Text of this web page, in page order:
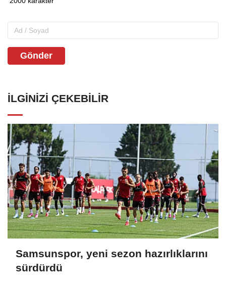
Gönder
İLGINIZI ÇEKEBILIR
Samsunspor, yeni sezon hazırlıklarını
sürdürdü